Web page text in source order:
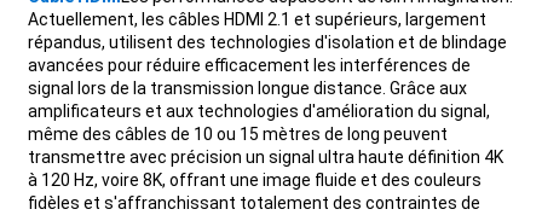
Actuellement, les câbles HDMI 2.1 et supérieurs, largement
répandus, utilisent des technologies d'isolation et de blindage
avancées pour réduire efficacement les interférences de
signal lors de la transmission longue distance. Grâce aux
amplificateurs et aux technologies d'amélioration du signal,
même des câbles de 10 ou 15 mètres de long peuvent
transmettre avec précision un signal ultra haute définition 4K
à 120 Hz, voire 8K, offrant une image fluide et des couleurs
fidèles et s'affranchissant totalement des contraintes de